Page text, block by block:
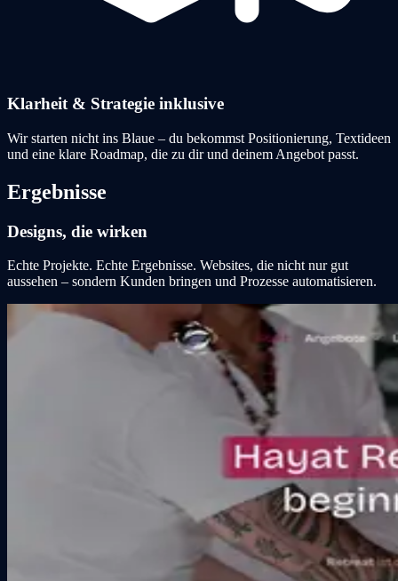
Klarheit & Strategie inklusive
Wir starten nicht ins Blaue – du bekommst Positionierung, Textideen
und eine klare Roadmap, die zu dir und deinem Angebot passt.
Ergebnisse
Designs, die wirken
Echte Projekte. Echte Ergebnisse. Websites, die nicht nur gut
aussehen – sondern Kunden bringen und Prozesse automatisieren.